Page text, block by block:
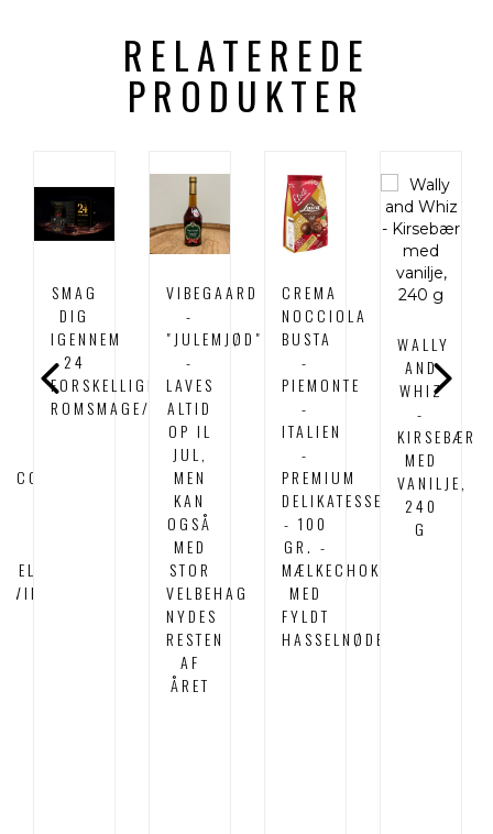
RELATEREDE
PRODUKTER
SMAG
DIG
IGENNEM
24
FORSKELLIGE
ROMSMAGE/DUFTE
VIBEGAARD
-
"JULEMJØD"
-
LAVES
ALTID
OP IL
JUL,
MEN
KAN
OGSÅ
MED
STOR
VELBEHAG
NYDES
RESTEN
AF
ÅRET
CREMA
NOCCIOLA
BUSTA
-
PIEMONTE
-
ITALIEN
-
PREMIUM
DELIKATESSE
- 100
GR. -
MÆLKECHOKOLADE
MED
FYLDT
HASSELNØDECREME
WALLY
AND
WHIZ
-
KIRSEBÆR
MED
VANILJE,
240
G